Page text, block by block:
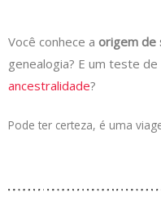
Você conhece a origem de
genealogia? E um teste de
ancestralidade?
Pode ter certeza, é uma